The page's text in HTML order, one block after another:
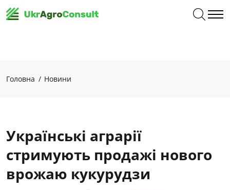
Головна Новини
Українські аграрії
стримують продажі нового
врожаю кукурудзи